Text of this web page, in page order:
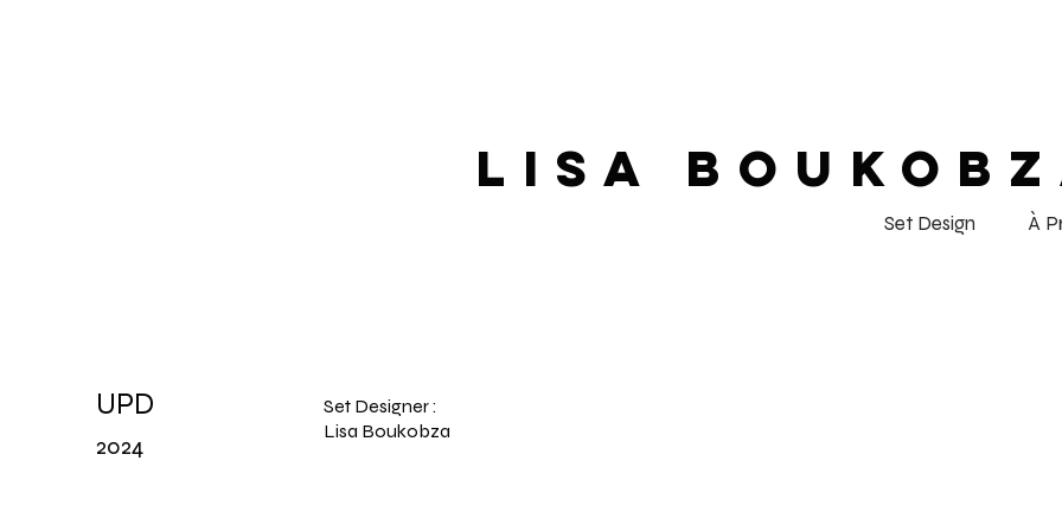
LISA
Set Design À
UPD
2024
Set Designer :
Lisa Boukobza